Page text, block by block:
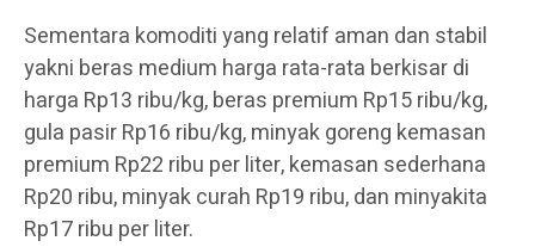
Sementara komoditi yang relatif aman dan stabil
yakni beras medium harga rata-rata berkisar di
harga Rp13 ribu/kg, beras premium Rp15 ribu/kg,
gula pasir Rp16 ribu/kg, minyak goreng kemasan
premium Rp22 ribu per liter, kemasan sederhana
Rp20 ribu, minyak curah Rp19 ribu, dan minyakita
Rp17 ribu per liter.